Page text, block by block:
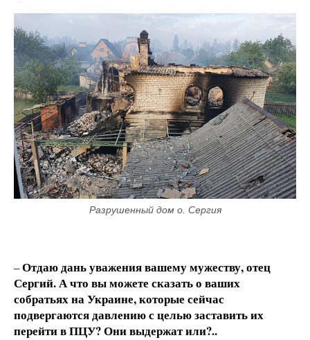
Разрушенный дом о. Сергия
–Отдаю дань уважения вашему мужеству, отец
Сергий. А что вы можете сказать о ваших
собратьях на Украине, которые сейчас
подвергаются давлению с целью заставить их
перейти в ПЦУ? Они выдержат или?..